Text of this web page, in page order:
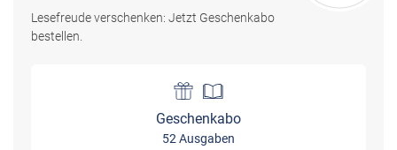
Lesefreude verschenken: Jetzt Geschenkabo
bestellen.
Geschenkabo
52 Ausgaben